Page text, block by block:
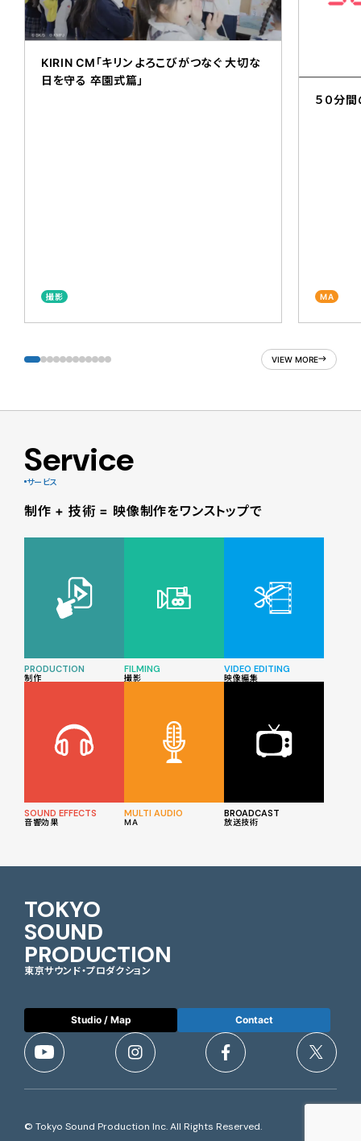
KIRIN CM「キリン よろこびがつなぐ 大切な
日を守る 卒園式篇」
撮影
５０分
MA
VIEW MORE
Service
サービス
制作 + 技術 = 映像制作をワンストップで
PRODUCTION
制作
FILMING
撮影
VIDEO EDITING
映像編集
SOUND EFFECTS
音響効果
MULTI AUDIO
MA
BROADCAST
放送技術
TOKYO
SOUND
PRODUCTION
東京サウンド・プロダクション
Studio / Map Contact
© Tokyo Sound Production Inc. All Rights Reserved.